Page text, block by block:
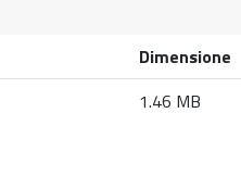
Dimensione
1.46 MB